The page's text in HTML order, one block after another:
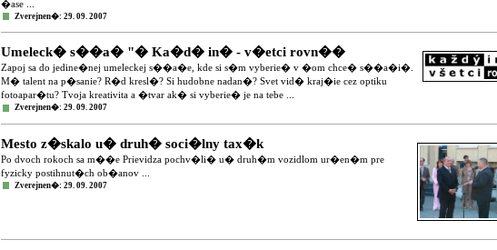
�ase ...
Zverejnen�: 29. 09. 2007
Umeleck� s��a� "� Ka�d� in� - v�etci rovn��
Zapoj sa do jedine�nej umeleckej s��a�e, kde si s�m vyberie� v �om chce� s��a�i�.
M� talent na p�sanie? R�d kresl�? Si hudobne nadan�? Svet vid� kraj�ie cez optiku
fotoapar�tu? Tvoja kreativita a �tvar ak� si vyberie� je na tebe ...
Zverejnen�: 29. 09. 2007
Mesto z�skalo u� druh� soci�lny tax�k
Po dvoch rokoch sa m��e Prievidza pochv�li� u� druh�m vozidlom ur�en�m pre
fyzicky postihnut�ch ob�anov ...
Zverejnen�: 29. 09. 2007